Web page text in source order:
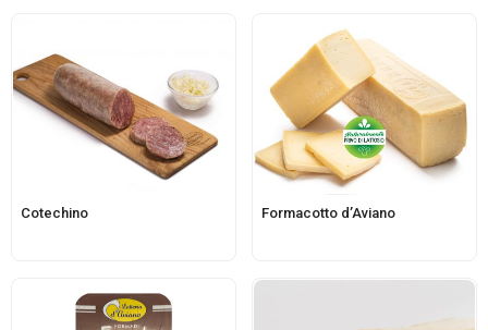
Cotechino Formacotto d’Aviano